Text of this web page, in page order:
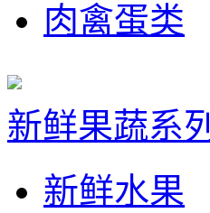
肉禽蛋类
新鲜果蔬系列
新鲜水果